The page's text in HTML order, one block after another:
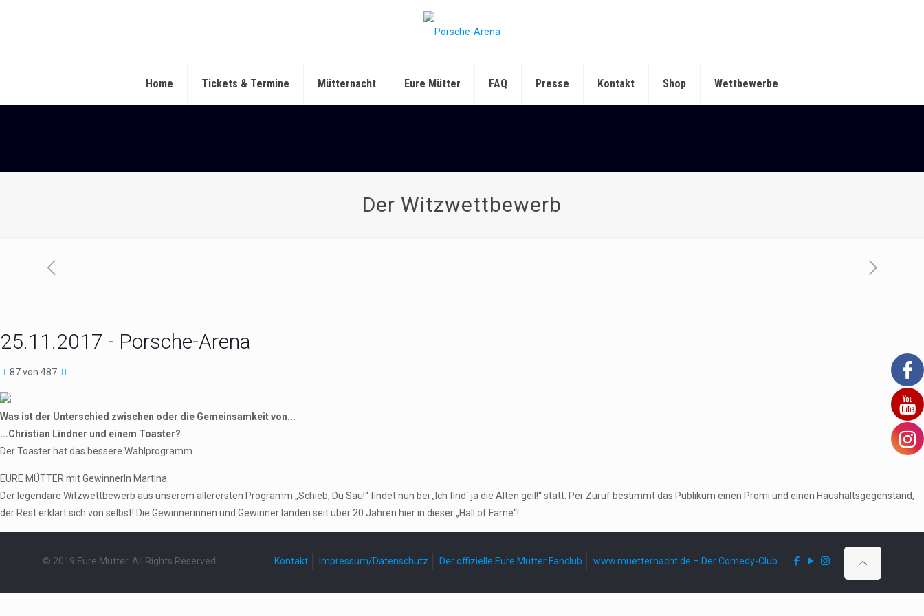
Home Tickets & Termine Mütternacht Eure Mütter FAQ Presse Kontakt Shop Wettbewerbe
Der Witzwettbewerb
25.11.2017 - Porsche-Arena
87 von 487
Was ist der Unterschied zwischen oder die Gemeinsamkeit von...
...Christian Lindner und einem Toaster?
Der Toaster hat das bessere Wahlprogramm.
EURE MÜTTER mit GewinnerIn Martina
Der legendäre Witzwettbewerb aus unserem allerersten Programm „Schieb, Du Sau!“ findet nun bei „Ich find´ ja die Alten geil!“ statt. Per Zuruf bestimmt das Publikum einen Promi und einen Haushaltsgegenstand,
der Rest erklärt sich von selbst! Die Gewinnerinnen und Gewinner landen seit über 20 Jahren hier in dieser „Hall of Fame“!
© 2019 Eure Mütter. All Rights Reserved. Kontakt Impressum/Datenschutz Der offizielle Eure Mütter Fanclub www.muetternacht.de – Der Comedy-Club